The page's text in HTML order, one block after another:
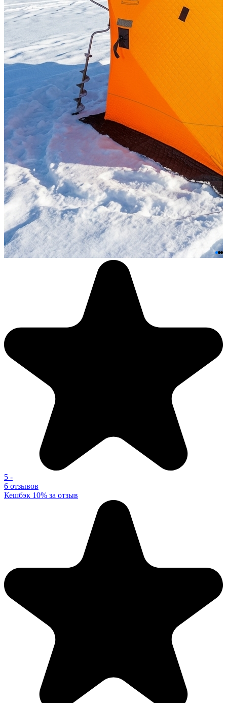
5 -
6 отзывов
Кешбэк 10% за отзыв